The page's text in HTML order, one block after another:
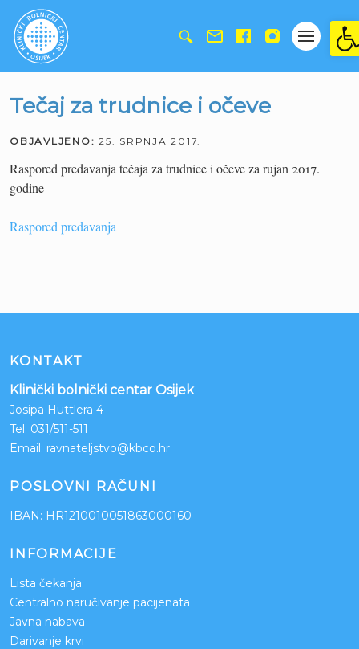
Tečaj za trudnice i očeve
OBJAVLJENO: 25. SRPNJA 2017.
Raspored predavanja tečaja za trudnice i očeve za rujan 2017.
godine
Raspored predavanja
KONTAKT
Klinički bolnički centar Osijek
Josipa Huttlera 4
Tel: 031/511-511
Email: ravnateljstvo@kbco.hr
POSLOVNI RAČUNI
IBAN: HR1210010051863000160
INFORMACIJE
Lista čekanja
Centralno naručivanje pacijenata
Javna nabava
Darivanje krvi